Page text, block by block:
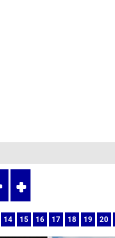
+
14 15 16 17 18 19 20